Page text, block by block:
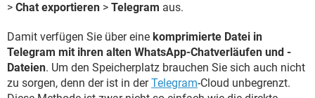
> Chat exportieren > Telegram aus.
Damit verfügen Sie über eine komprimierte Datei in
Telegram mit ihren alten WhatsApp-Chatverläufen und -
Dateien. Um den Speicherplatz brauchen Sie sich auch nicht
zu sorgen, denn der ist in derTelegram-Cloud unbegrenzt.